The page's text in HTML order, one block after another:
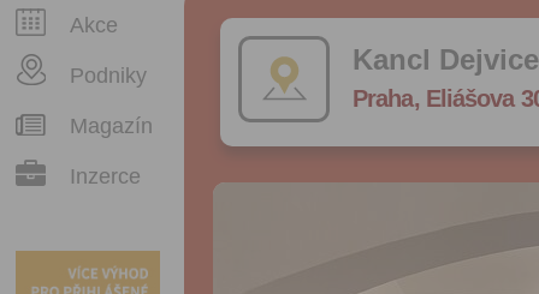
Akce
Podniky
Magazín
Inzerce
Kancl Dejvice
Praha, Eliášova